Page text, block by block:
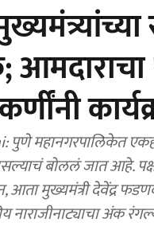
महानगरपालिकेत
नेत्यांमध्ये अनेक मुद्द्यांवरुन
मुख्यमंत्री देवेंद्र
नाराजीनाट्याचा अंक